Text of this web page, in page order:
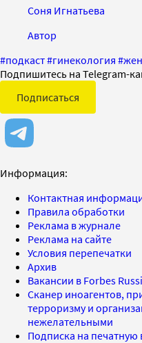
Соня Игнатьева
Автор
#подкаст#гинекология #
Подпишитесь на Telegram-
Подписаться
Информация:
Контактная
Правила обработки
Реклама в журнале
Реклама на сайте
Условия перепечатки
Архив
Вакансии в Forbes
Сканер иноагентов,
терроризму и
нежелательными
Подписка на